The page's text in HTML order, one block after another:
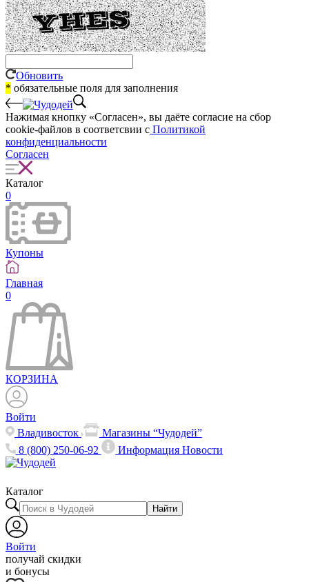
Обновить
* обязательные поля для заполнения
Нажимая кнопку «Согласен», вы даёте cогласие на сбор
cookie-файлов в соответсвии с Политикой
конфиденциальности
Согласен
Каталог
0
Купоны
Главная
0
КОРЗИНА
Войти
Владивосток
Магазины “Чудодей”
8 (800) 250-06-92
ИнформацияНовости
Каталог
Найти
Войти
получай скидки
и бонусы